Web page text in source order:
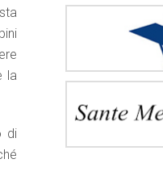
la
di